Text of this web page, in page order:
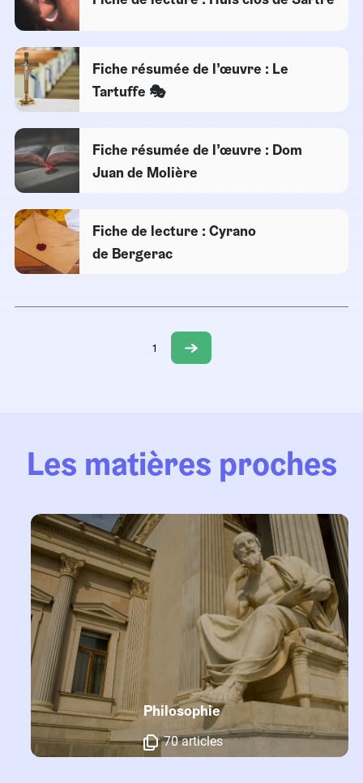
Fiche résumée de l’œuvre : Le
Tartuffe 🎭
Fiche résumée de l’œuvre : Dom
Juan de Molière
Fiche de lecture : Cyrano
de Bergerac
1
Les matières proches
Philosophie
70 articles